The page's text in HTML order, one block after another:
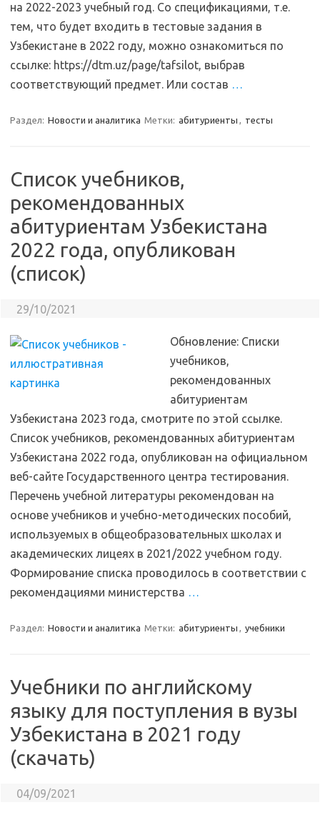
на 2022-2023 учебный год. Со спецификациями, т.е.
тем, что будет входить в тестовые задания в
Узбекистане в 2022 году, можно ознакомиться по
ссылке: https://dtm.uz/page/tafsilot, выбрав
соответствующий предмет. Или состав …
Раздел: Новости и аналитика Метки: абитуриенты , тесты
Список учебников,
рекомендованных
абитуриентам Узбекистана
2022 года, опубликован
(список)
29/10/2021
Обновление: Списки
учебников,
рекомендованных
абитуриентам
Узбекистана 2023 года, смотрите по этой ссылке.
Список учебников, рекомендованных абитуриентам
Узбекистана 2022 года, опубликован на официальном
веб-сайте Государственного центра тестирования.
Перечень учебной литературы рекомендован на
основе учебников и учебно-методических пособий,
используемых в общеобразовательных школах и
академических лицеях в 2021/2022 учебном году.
Формирование списка проводилось в соответствии с
рекомендациями министерства …
Раздел: Новости и аналитика Метки: абитуриенты , учебники
Учебники по английскому
языку для поступления в вузы
Узбекистана в 2021 году
(скачать)
04/09/2021